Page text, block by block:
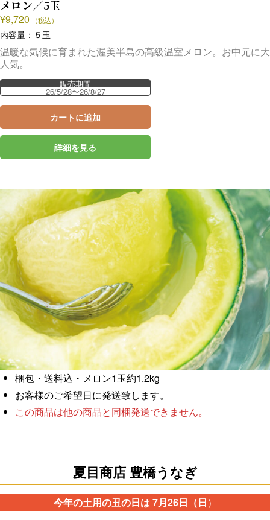
メロン／5玉
¥9,720 （税込）
内容量：５玉
温暖な気候に育まれた渥美半島の高級温室メロン。お中元に大
人気。
販売期間
26/5/28〜26/8/27
カートに追加
詳細を見る
梱包・送料込・メロン1玉約1.2kg
お客様のご希望日に発送致します。
この商品は他の商品と同梱発送できません。
夏目商店 豊橋うなぎ
今年の土用の丑の日は 7月26日（日）